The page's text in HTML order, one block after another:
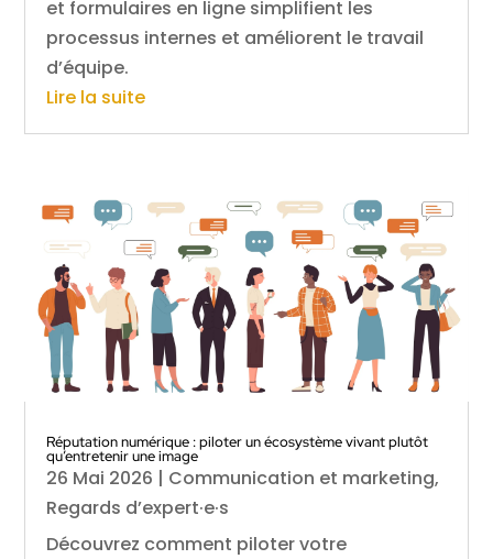
et formulaires en ligne simplifient les
processus internes et améliorent le travail
d’équipe.
Lire la suite
Réputation numérique : piloter un écosystème vivant plutôt
qu’entretenir une image
26 Mai 2026 | Communication et marketing,
Regards d’expert·e·s
Découvrez comment piloter votre